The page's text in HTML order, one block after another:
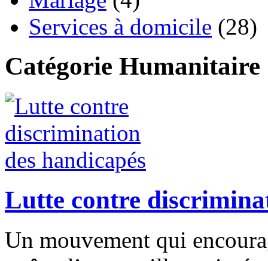
Services à domicile (28)
Catégorie Humanitaire
Lutte contre
Un mouvement qui